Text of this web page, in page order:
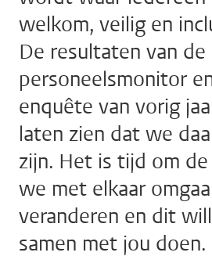
welkom, veilig en
De resultaten van de
personeelsmonitor
enquête van vorig
laten zien dat we
zijn. Het is tijd om
we met elkaar
veranderen en dit
samen met jou doen.